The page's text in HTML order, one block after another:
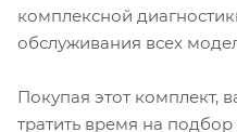
комплексной
обслуживания всех
Покупая этот комплект,
тратить время на